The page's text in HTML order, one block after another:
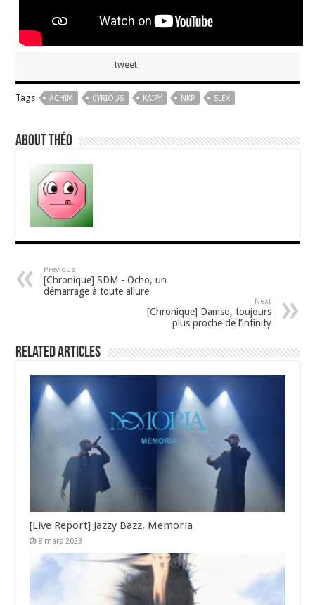
tweet
Tags ACHIM CYRIOUS KAIPY NKP SLEX
About Théo
Previous
[Chronique] SDM - Ocho, un
démarrage à toute allure
Next
[Chronique] Damso, toujours
plus proche de l’infinity
Related Articles
[Live Report] Jazzy Bazz, Memoria
8 mars 2023